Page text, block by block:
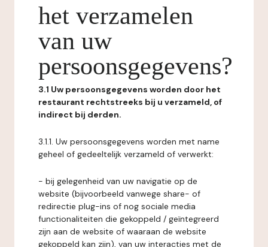
het verzamelen
van uw
persoonsgegevens?
3.1 Uw persoonsgegevens worden door het
restaurant rechtstreeks bij u verzameld, of
indirect bij derden.
3.1.1. Uw persoonsgegevens worden met name
geheel of gedeeltelijk verzameld of verwerkt:
- bij gelegenheid van uw navigatie op de
website (bijvoorbeeld vanwege share- of
redirectie plug-ins of nog sociale media
functionaliteiten die gekoppeld / geïntegreerd
zijn aan de website of waaraan de website
gekoppeld kan zijn), van uw interacties met de